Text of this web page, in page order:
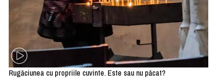
Rugăciunea cu propriile cuvinte. Este sau nu păcat?